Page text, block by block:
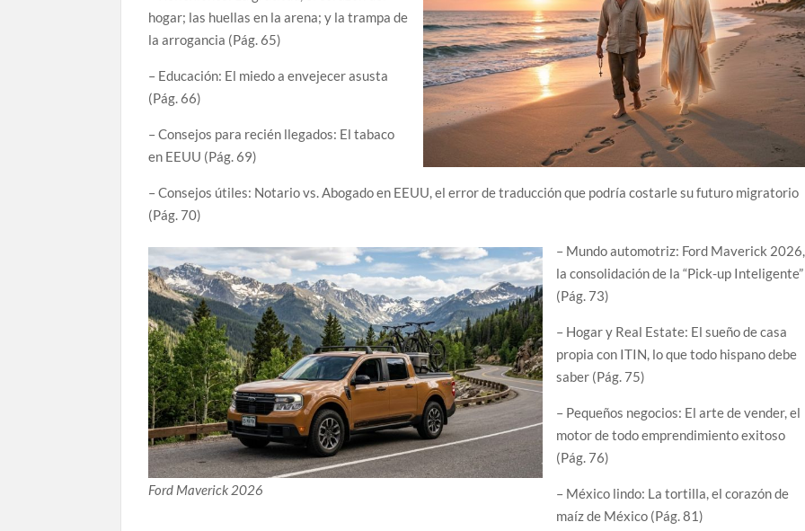
hogar; las huellas en la arena; y la trampa de
la arrogancia (Pág. 65)
– Educación: El miedo a envejecer asusta
(Pág. 66)
– Consejos para recién llegados: El tabaco
en EEUU (Pág. 69)
– Consejos útiles: Notario vs. Abogado en EEUU, el error de traducción que podría costarle su futuro migratorio
(Pág. 70)
Ford Maverick 2026
– Mundo automotriz: Ford Maverick 2026,
la consolidación de la “Pick-up Inteligente”
(Pág. 73)
– Hogar y Real Estate: El sueño de casa
propia con ITIN, lo que todo hispano debe
saber (Pág. 75)
– Pequeños negocios: El arte de vender, el
motor de todo emprendimiento exitoso
(Pág. 76)
– México lindo: La tortilla, el corazón de
maíz de México (Pág. 81)